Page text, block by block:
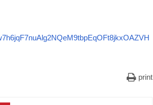
print